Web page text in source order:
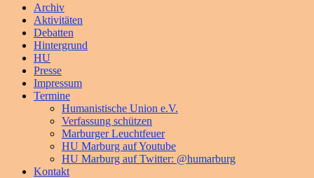
Primäres
Menü
Archiv
Aktivitäten
Debatten
Hintergrund
HU
Presse
Impressum
Termine
Humanistische Union e.V.
Verfassung schützen
Marburger Leuchtfeuer
HU Marburg auf Youtube
HU Marburg auf Twitter: @humarburg
Kontakt